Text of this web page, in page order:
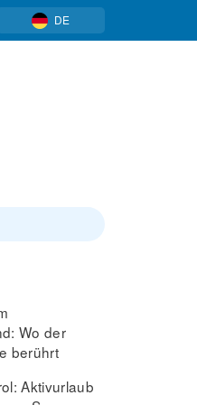
DE
Wo der
berührt
Aktivurlaub